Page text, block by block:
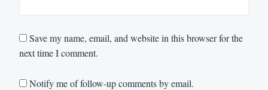
Save my name, email, and website in this browser for the
next time I comment.
Notify me of follow-up comments by email.